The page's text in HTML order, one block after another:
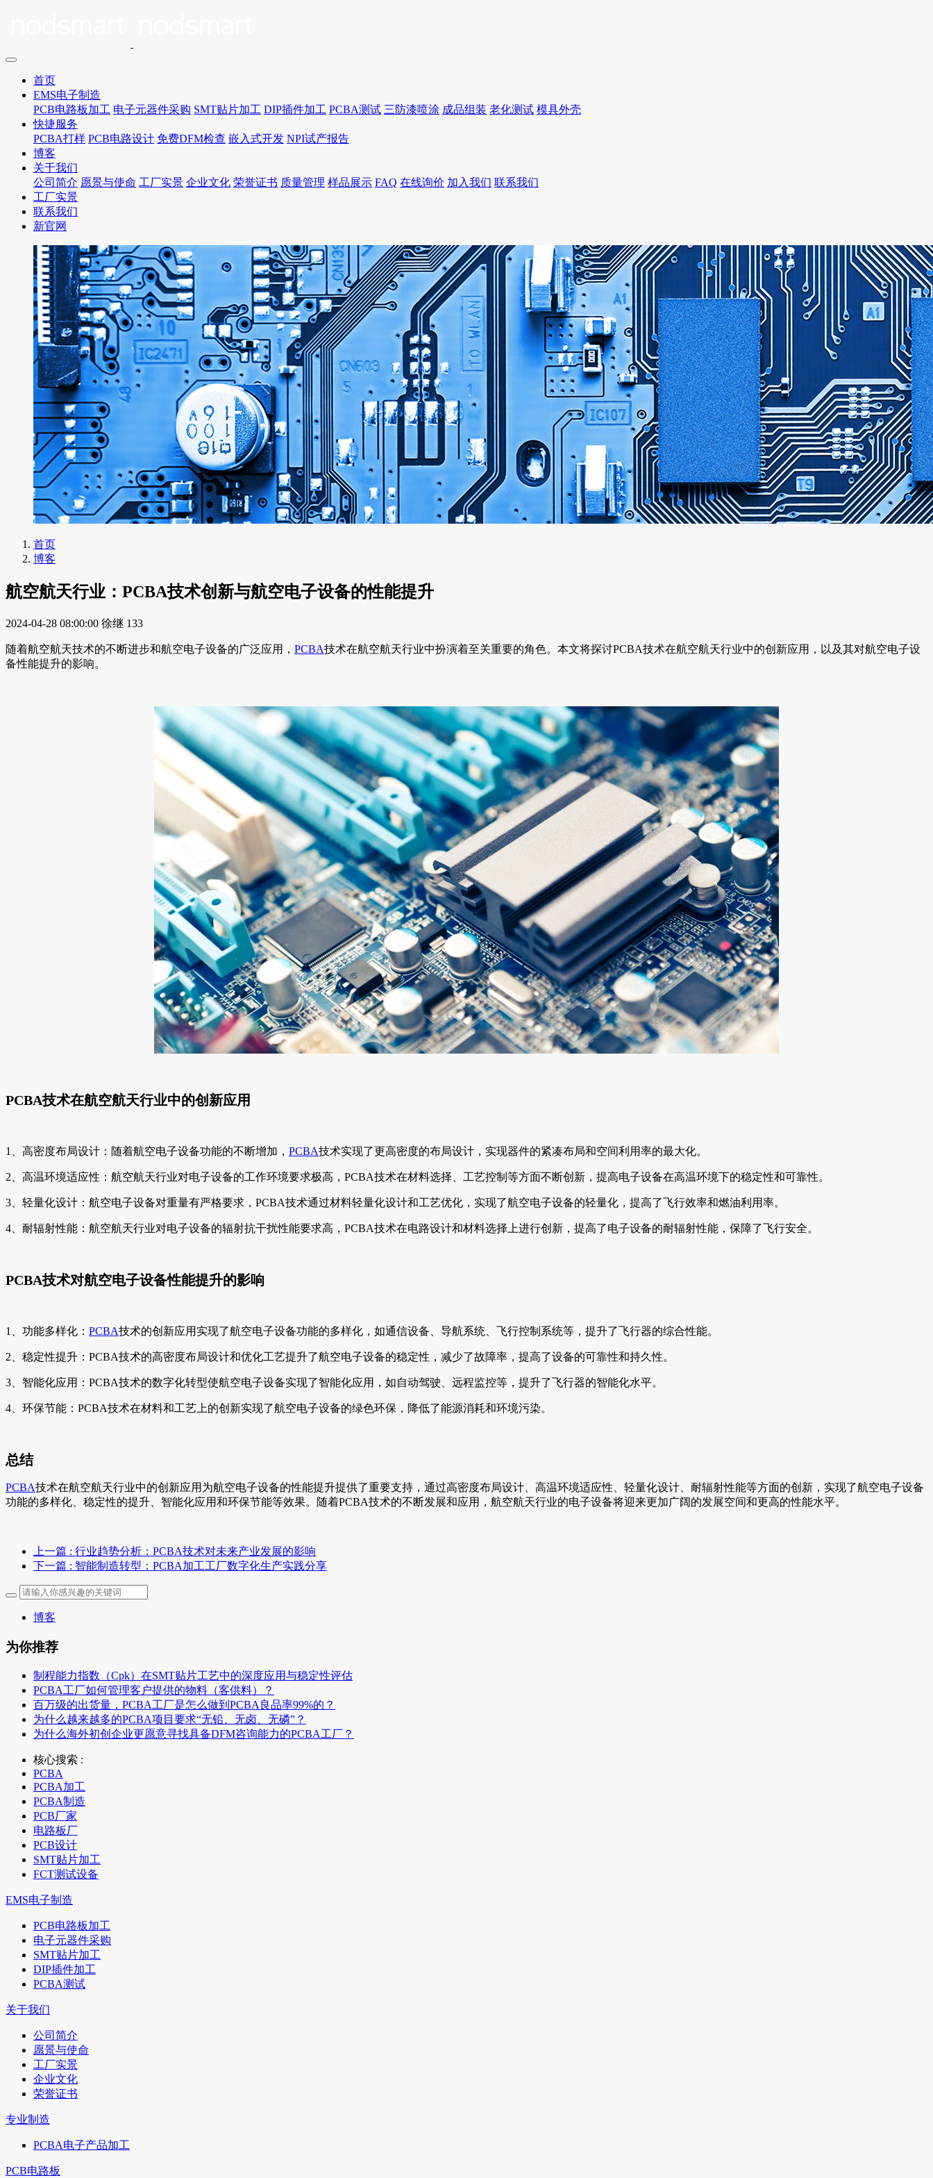
首页
EMS电子制造
PCB电路板加工 电子元器件采购 SMT贴片加工 DIP插件加工 PCBA测试 三防漆喷涂 成品组装 老化测试 模具外壳
快捷服务
PCBA打样 PCB电路设计 免费DFM检查 嵌入式开发 NPI试产报告
博客
关于我们
公司简介 愿景与使命 工厂实景 企业文化 荣誉证书 质量管理 样品展示 FAQ 在线询价 加入我们 联系我们
工厂实景
联系我们
新官网
首页
博客
航空航天行业：PCBA技术创新与航空电子设备的性能提升
2024-04-28 08:00:00 徐继 133
随着航空航天技术的不断进步和航空电子设备的广泛应用， PCBA技术在航空航天行业中扮演着至关重要的角色。本文将探讨PCBA技术在航空航天行业中的创新应用，以及其对航空电子设
备性能提升的影响。
PCBA技术在航空航天行业中的创新应用
1、高密度布局设计：随着航空电子设备功能的不断增加， PCBA技术实现了更高密度的布局设计，实现器件的紧凑布局和空间利用率的最大化。
2、高温环境适应性：航空航天行业对电子设备的工作环境要求极高，PCBA技术在材料选择、工艺控制等方面不断创新，提高电子设备在高温环境下的稳定性和可靠性。
3、轻量化设计：航空电子设备对重量有严格要求，PCBA技术通过材料轻量化设计和工艺优化，实现了航空电子设备的轻量化，提高了飞行效率和燃油利用率。
4、耐辐射性能：航空航天行业对电子设备的辐射抗干扰性能要求高，PCBA技术在电路设计和材料选择上进行创新，提高了电子设备的耐辐射性能，保障了飞行安全。
PCBA技术对航空电子设备性能提升的影响
1、功能多样化： PCBA技术的创新应用实现了航空电子设备功能的多样化，如通信设备、导航系统、飞行控制系统等，提升了飞行器的综合性能。
2、稳定性提升：PCBA技术的高密度布局设计和优化工艺提升了航空电子设备的稳定性，减少了故障率，提高了设备的可靠性和持久性。
3、智能化应用：PCBA技术的数字化转型使航空电子设备实现了智能化应用，如自动驾驶、远程监控等，提升了飞行器的智能化水平。
4、环保节能：PCBA技术在材料和工艺上的创新实现了航空电子设备的绿色环保，降低了能源消耗和环境污染。
总结
PCBA技术在航空航天行业中的创新应用为航空电子设备的性能提升提供了重要支持，通过高密度布局设计、高温环境适应性、轻量化设计、耐辐射性能等方面的创新，实现了航空电子设备
功能的多样化、稳定性的提升、智能化应用和环保节能等效果。随着PCBA技术的不断发展和应用，航空航天行业的电子设备将迎来更加广阔的发展空间和更高的性能水平。
上一篇 : 行业趋势分析：PCBA技术对未来产业发展的影响
下一篇 : 智能制造转型：PCBA加工工厂数字化生产实践分享
博客
为你推荐
制程能力指数（Cpk）在SMT贴片工艺中的深度应用与稳定性评估
PCBA工厂如何管理客户提供的物料（客供料）？
百万级的出货量，PCBA工厂是怎么做到PCBA良品率99%的？
为什么越来越多的PCBA项目要求“无铅、无卤、无磷”？
为什么海外初创企业更愿意寻找具备DFM咨询能力的PCBA工厂？
核心搜索 :
PCBA
PCBA加工
PCBA制造
PCB厂家
电路板厂
PCB设计
SMT贴片加工
FCT测试设备
EMS电子制造
PCB电路板加工
电子元器件采购
SMT贴片加工
DIP插件加工
PCBA测试
关于我们
公司简介
愿景与使命
工厂实景
企业文化
荣誉证书
专业制造
PCBA电子产品加工
PCB电路板